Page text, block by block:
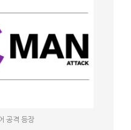
공격 등장